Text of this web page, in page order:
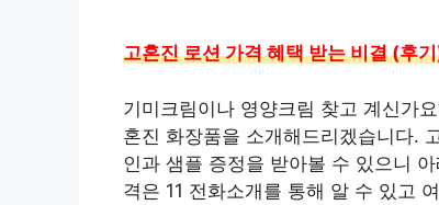
고혼진 로션 가격 혜택 받는 비결 (후
기미크림이나 영양크림 찾고 계신가
혼진 화장품을 소개해드리겠습니다.
인과 샘플 증정을 받아볼 수 있으니
격은 11 전화소개를 통해 알 수 있고